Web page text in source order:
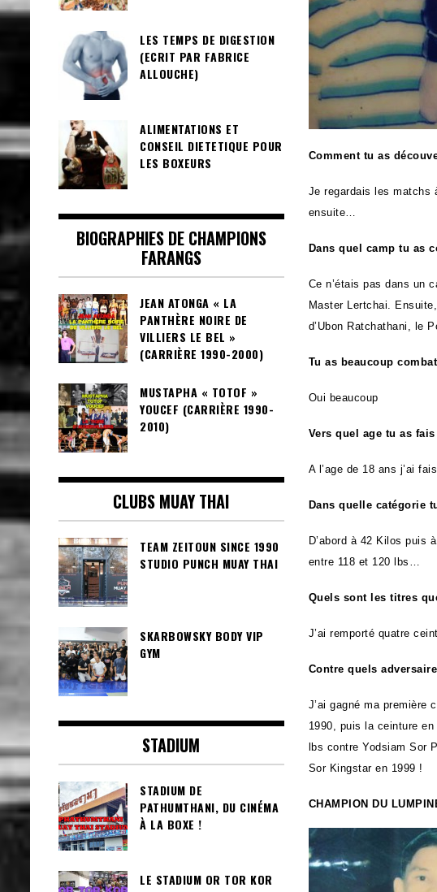
Comment tu as
Je regardais les matchs
ensuite…
Dans quel camp tu as
Ce n’étais pas dans un
Master Lertchai.
d’Ubon Ratchathani, le
Tu as beaucoup
Oui beaucoup
Vers quel age tu as
A l’age de 18 ans j’ai
Dans quelle catégorie
D’abord à 42 Kilos puis
entre 118 et 120 lbs…
Quels sont les titres
J’ai remporté quatre
Contre quels
J’ai gagné ma première
1990, puis la ceinture
lbs contre Yodsiam Sor
Sor Kingstar en 1999 !
CHAMPION DU
LES TEMPS DE DIGESTION
(ECRIT PAR FABRICE
ALLOUCHE)
ALIMENTATIONS ET
CONSEIL DIETETIQUE POUR
LES BOXEURS
BIOGRAPHIES DE CHAMPIONS
FARANGS
JEAN ATONGA « LA
PANTHÈRE NOIRE DE
VILLIERS LE BEL »
(CARRIÈRE 1990-2000)
MUSTAPHA « TOTOF »
YOUCEF (CARRIÈRE 1990-
2010)
CLUBS MUAY THAI
TEAM ZEITOUN SINCE 1990
STUDIO PUNCH MUAY THAI
SKARBOWSKY BODY VIP
GYM
STADIUM
STADIUM DE
PATHUMTHANI, DU CINÉMA
À LA BOXE !
LE STADIUM OR TOR KOR